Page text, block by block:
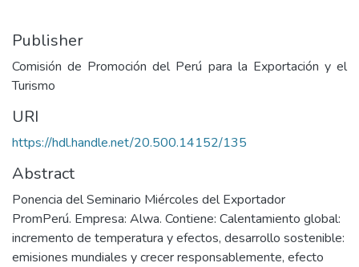
Publisher
Comisión de Promoción del Perú para la Exportación y el
Turismo
URI
https://hdl.handle.net/20.500.14152/135
Abstract
Ponencia del Seminario Miércoles del Exportador
PromPerú. Empresa: Alwa. Contiene: Calentamiento global:
incremento de temperatura y efectos, desarrollo sostenible:
emisiones mundiales y crecer responsablemente, efecto